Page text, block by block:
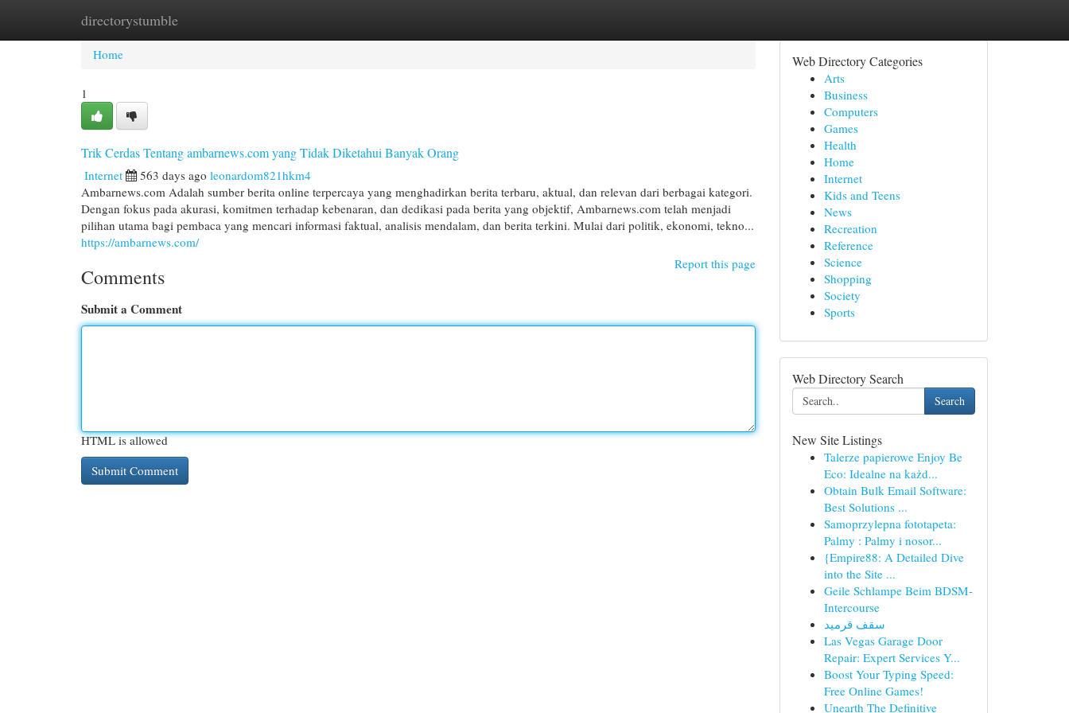
directorystumble
Home New Site Listings
Home
1
Trik Cerdas Tentang ambarnews.com yang Tidak Diketahui Banyak Orang
Internet 563 days ago leonardom821hkm4
Ambarnews.com Adalah sumber berita online terpercaya yang menghadirkan berita terbaru, aktual, dan relevan dari berbagai kategori.
Dengan fokus pada akurasi, komitmen terhadap kebenaran, dan dedikasi pada berita yang objektif, Ambarnews.com telah menjadi
pilihan utama bagi pembaca yang mencari informasi faktual, analisis mendalam, dan berita terkini. Mulai dari politik, ekonomi, tekno...
https://ambarnews.com/
Report this page
Comments
Submit a Comment
HTML is allowed
Web Directory Categories
Arts
Business
Computers
Games
Health
Home
Internet
Kids and Teens
News
Recreation
Reference
Science
Shopping
Society
Sports
Web Directory Search
Search
New Site Listings
Talerze papierowe Enjoy Be
Eco: Idealne na każd...
Obtain Bulk Email Software:
Best Solutions ...
Samoprzylepna fototapeta:
Palmy : Palmy i nosor...
{Empire88: A Detailed Dive
into the Site ...
Geile Schlampe Beim BDSM-
Intercourse
سقف قرميد
Las Vegas Garage Door
Repair: Expert Services Y...
Boost Your Typing Speed:
Free Online Games!
Unearth The Definitive